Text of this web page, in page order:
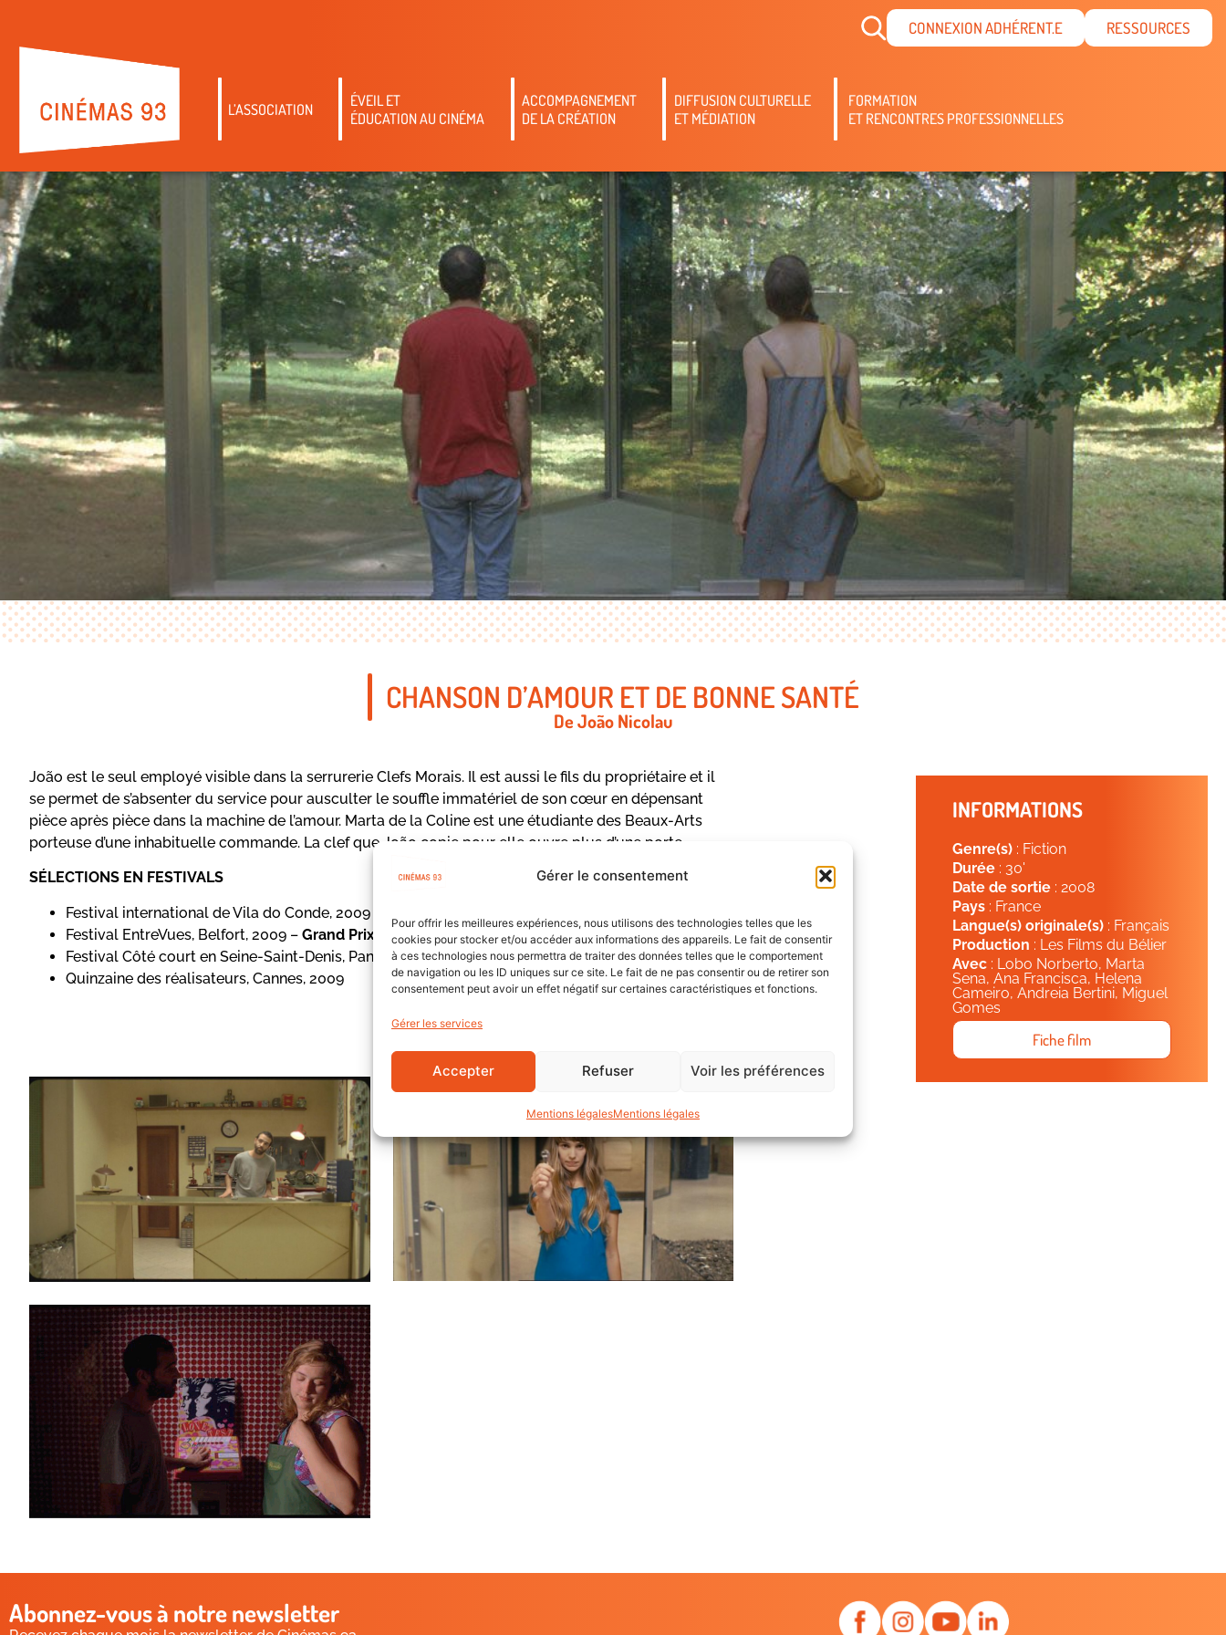
Gérer le consentement
Pour offrir les meilleures expériences, nous utilisons des technologies telles que les
cookies pour stocker et/ou accéder aux informations des appareils. Le fait de consentir
à ces technologies nous permettra de traiter des données telles que le comportement
de navigation ou les ID uniques sur ce site. Le fait de ne pas consentir ou de retirer son
consentement peut avoir un effet négatif sur certaines caractéristiques et fonctions.
Gérer les services
Accepter Refuser Voir les préférences
Mentions légalesMentions légales
CONNEXION ADHÉRENT.E RESSOURCES
L’ASSOCIATION
ÉVEIL ET
ÉDUCATION AU CINÉMA
ACCOMPAGNEMENT
DE LA CRÉATION
DIFFUSION CULTURELLE
ET MÉDIATION
FORMATION
ET RENCONTRES PROFESSIONNELLES
CHANSON D’AMOUR ET DE BONNE SANTÉ
De João Nicolau
João est le seul employé visible dans la serrurerie Clefs Morais. Il est aussi le fils du propriétaire et il
se permet de s’absenter du service pour ausculter le souffle immatériel de son cœur en dépensant
pièce après pièce dans la machine de l’amour. Marta de la Coline est une étudiante des Beaux-Arts
porteuse d’une inhabituelle commande. La clef que João copie pour elle ouvre plus d’une porte.
SÉLECTIONS EN FESTIVALS
Festival international de Vila do Conde, 2009 –
Festival EntreVues, Belfort, 2009 – Grand Prix compétition fiction court-métrage
Festival Côté court en Seine-Saint-Denis, Pantin, 2009
Quinzaine des réalisateurs, Cannes, 2009
INFORMATIONS
Genre(s) : Fiction
Durée : 30'
Date de sortie : 2008
Pays : France
Langue(s) originale(s) : Français
Production : Les Films du Bélier
Avec : Lobo Norberto, Marta
Sena, Ana Francisca, Helena
Cameiro, Andreia Bertini, Miguel
Gomes
Fiche film
Abonnez-vous à notre newsletter